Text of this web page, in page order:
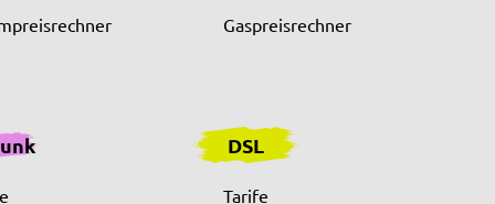
Gaspreisrechner
DSL
Tarife